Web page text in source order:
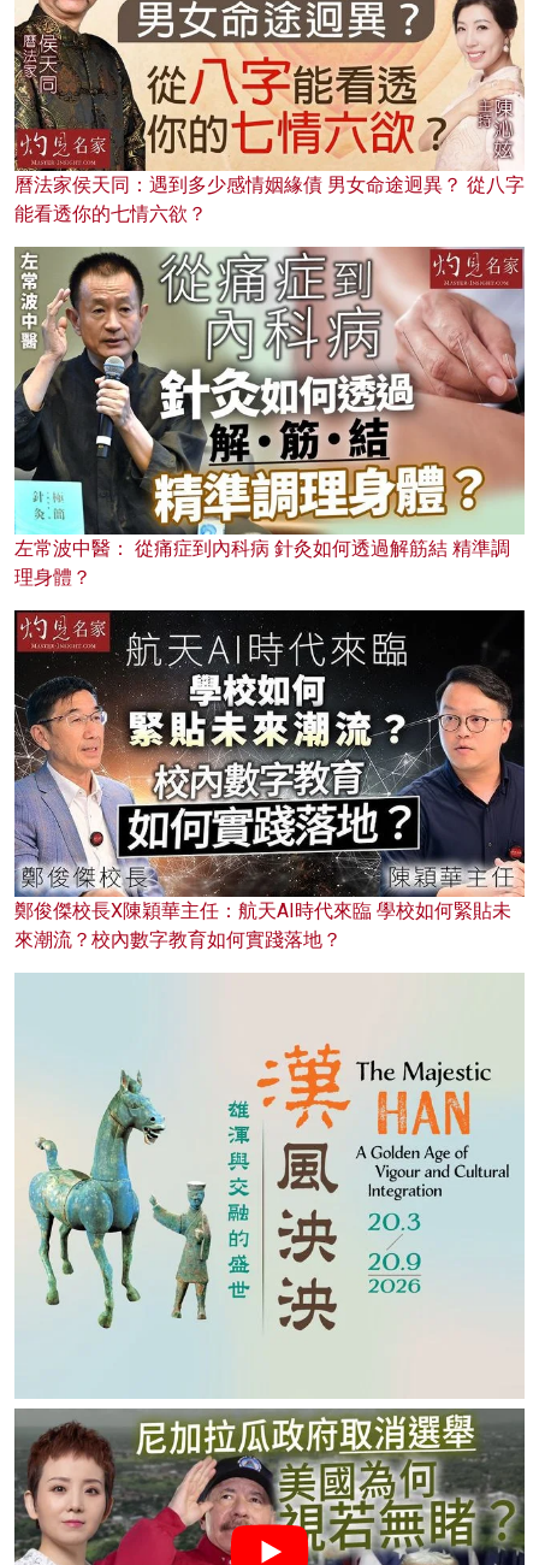
曆法家侯天同：遇到多少感情姻緣債 男女命途迥異？ 從八字
能看透你的七情六欲？
左常波中醫： 從痛症到內科病 針灸如何透過解筋結 精準調
理身體？
鄭俊傑校長X陳穎華主任：航天AI時代來臨 學校如何緊貼未
來潮流？校內數字教育如何實踐落地？